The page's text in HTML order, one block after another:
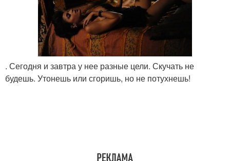
. Сегодня и завтра у нее разные цели. Скучать не
будешь. Утонешь или сгоришь, но не потухнешь!